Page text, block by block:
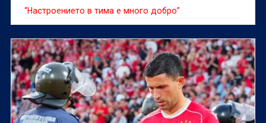
“Настроението в тима е много добро”